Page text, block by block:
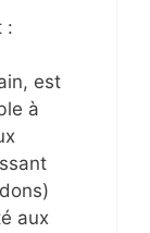
:
est
à
aux